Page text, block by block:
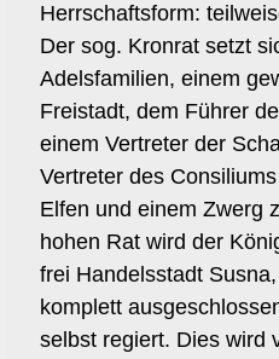
Herrschaftsform:
Der sog. Kronrat setzt
Adelsfamilien, einem
Freistadt, dem Führer
einem Vertreter der
Vertreter des
Elfen und einem Zwerg
hohen Rat wird der
frei Handelsstadt
komplett
selbst regiert. Dies wird